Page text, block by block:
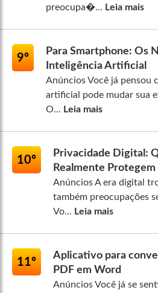
preocupa�... Leia mais
9º
Para Smartphone: Os
Inteligência Artificial
Anúncios Você já pensou
artificial pode mudar sua
O... Leia mais
10º
Privacidade Digital:
Realmente Protegem
Anúncios A era digital
também preocupações
Vo... Leia mais
11º
Aplicativo para
PDF em Word
Anúncios Você já se